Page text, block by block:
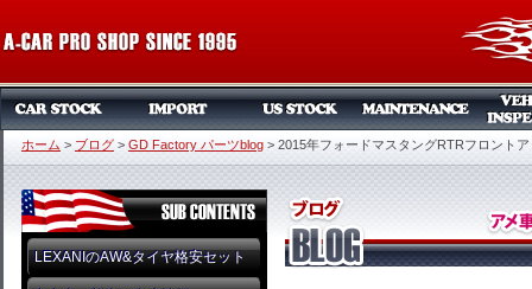
ホーム > ブログ > GD Factory パーツblog > 2015年フォードマスタングRTRフロント
LEXANIのAW&タイヤ格安セット